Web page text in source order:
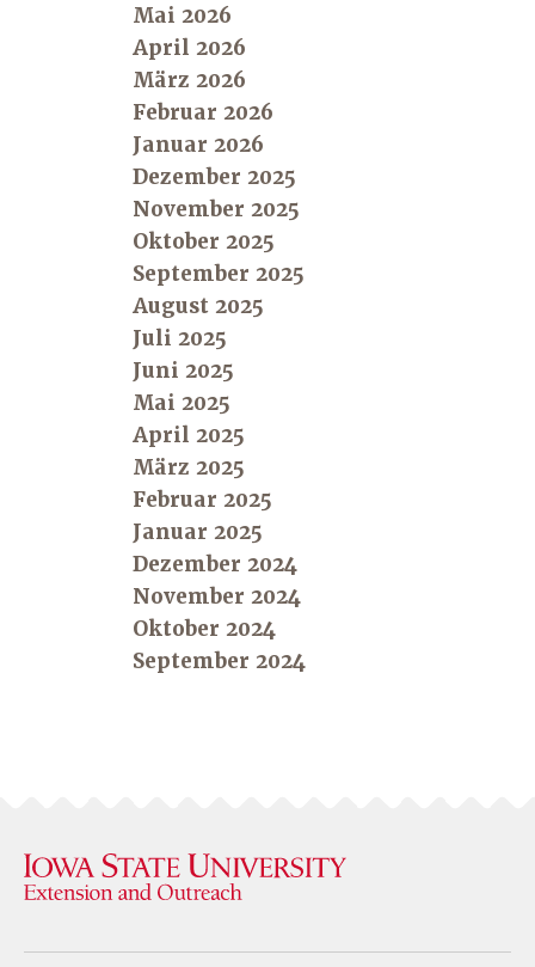
Mai 2026
April 2026
März 2026
Februar 2026
Januar 2026
Dezember 2025
November 2025
Oktober 2025
September 2025
August 2025
Juli 2025
Juni 2025
Mai 2025
April 2025
März 2025
Februar 2025
Januar 2025
Dezember 2024
November 2024
Oktober 2024
September 2024